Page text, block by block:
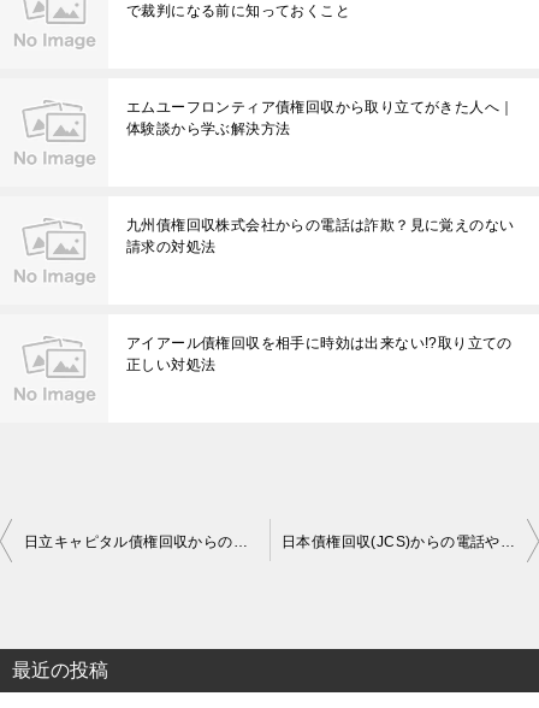
で裁判になる前に知っておくこと
エムユーフロンティア債権回収から取り立てがきた人へ｜
体験談から学ぶ解決方法
九州債権回収株式会社からの電話は詐欺？見に覚えのない
請求の対処法
アイアール債権回収を相手に時効は出来ない!?取り立ての
正しい対処法
投
ビ
ゲ
日立キャピタル債権回収からの電話に注意！無視すると差し押さえに！？ 日本債権回収(JCS)からの電話やメールは詐欺？正しい対処法は？
最近の投稿